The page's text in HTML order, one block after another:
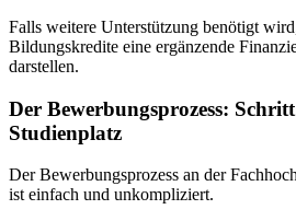
Falls weitere Unterstützung benötigt
Bildungskredite eine ergänzende
darstellen.
Der Bewerbungsprozess:
Studienplatz
Der Bewerbungsprozess an der
ist einfach und unkompliziert.